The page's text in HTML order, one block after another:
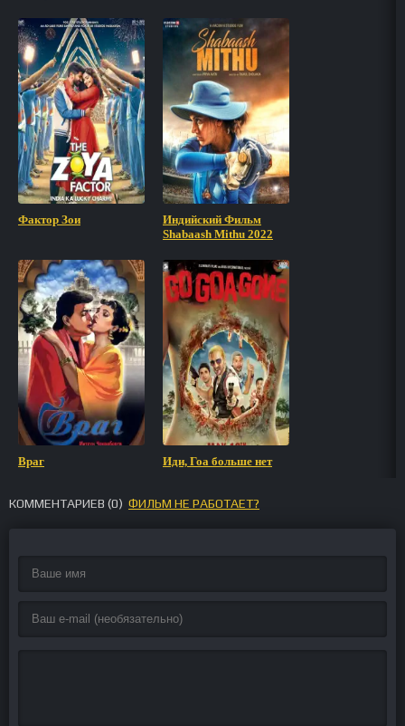
Фактор Зои
Индийский Фильм
Shabaash Mithu 2022
Враг Иди, Гоа больше нет
КОММЕНТАРИЕВ (0) ФИЛЬМ НЕ РАБОТАЕТ?